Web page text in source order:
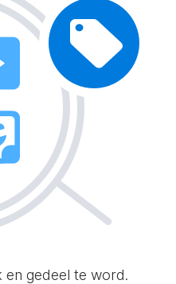
en gedeel te word.